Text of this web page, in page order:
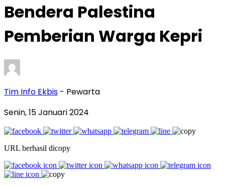
Bendera Palestina
Pemberian Warga Kepri
Tim Info Ekbis - Pewarta
Senin, 15 Januari 2024
URL berhasil dicopy